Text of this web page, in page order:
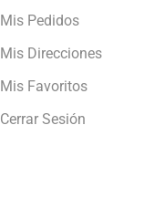
Mis Pedidos
Mis Direcciones
Mis Favoritos
Cerrar Sesión